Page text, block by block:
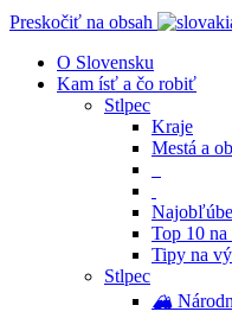
Preskočiť na obsah
O Slovensku
Kam ísť a čo robiť
Stlpec
Kraje
Mestá a
Top 10 na
Tipy na
Stlpec
🏔